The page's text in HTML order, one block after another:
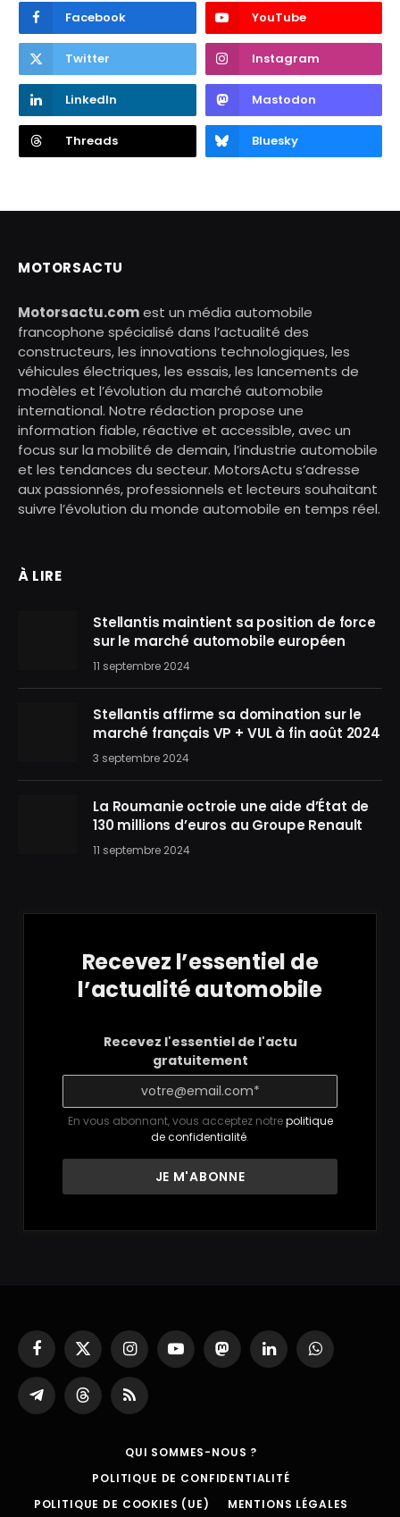
Facebook YouTube
Twitter Instagram
LinkedIn Mastodon
Threads Bluesky
MOTORSACTU
Motorsactu.comest un média automobile
francophone spécialisé dans l’actualité des
constructeurs, les innovations technologiques, les
véhicules électriques, les essais, les lancements de
modèles et l’évolution du marché automobile
international. Notre rédaction propose une
information fiable, réactive et accessible, avec un
focus sur la mobilité de demain, l’industrie automobile
et les tendances du secteur. MotorsActu s’adresse
aux passionnés, professionnels et lecteurs souhaitant
suivre l’évolution du monde automobile en temps réel.
À LIRE
Stellantis maintient sa position de force
sur le marché automobile européen
11 septembre 2024
Stellantis affirme sa domination sur le
marché français VP + VUL à fin août 2024
3 septembre 2024
La Roumanie octroie une aide d’État de
130 millions d’euros au Groupe Renault
11 septembre 2024
Recevez l’essentiel de
l’actualité automobile
Recevez l'essentiel de l'actu
gratuitement
En vous abonnant, vous acceptez notrepolitique
de confidentialité.
Facebook
X
(Twitter)
InstagramYouTubeMastodonLinkedInWhatsApp
Partager
sur
ThreadsRSS
QUI SOMMES-NOUS ?
POLITIQUE DE CONFIDENTIALITÉ
POLITIQUE DE COOKIES (UE)
MENTIONS LÉGALES